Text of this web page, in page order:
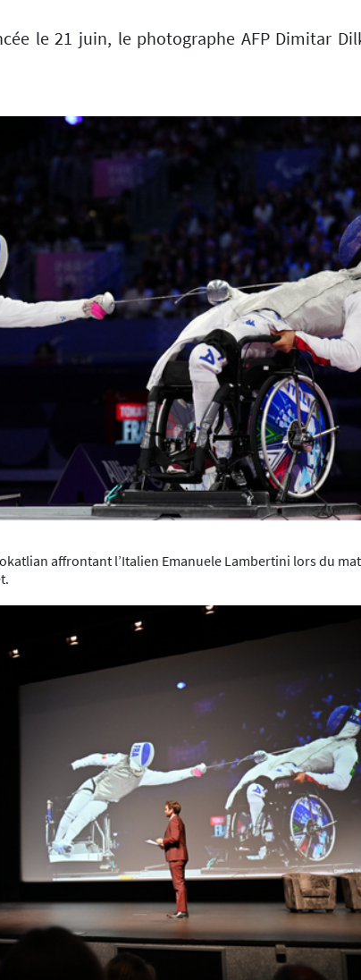
le 21 juin, le photographe AFP Dimitar
affrontant l’Italien Emanuele Lambertini lors du